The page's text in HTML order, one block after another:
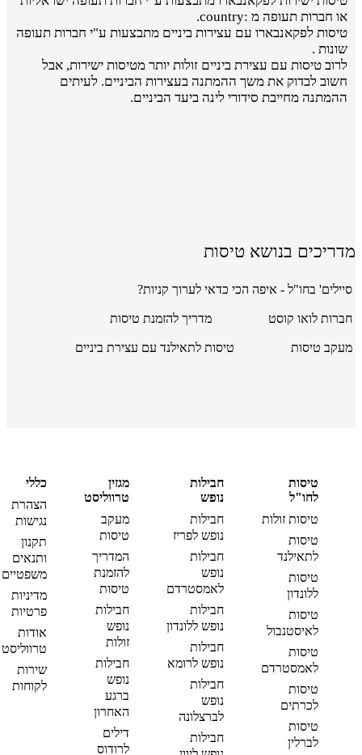
או חברות תעופה מ :country.
טיסות לפקאנבארו עם עצירות ביניים מתבצעות ע"י חברות תעופה
שונות .
לרוב טיסות עם עצירת ביניים זולות יותר מטיסות ישירות, אבל
חשוב לבדוק את משך ההמתנה בעצירות הביניים. לעיתים
ההמתנה מחייבת סידורי לינה ביעד הביניים.
מדריכים בנושא טיסות
סיילים' בחו"ל - איפה הכי כדאי לערוך קניות?
חברות לואו קוסט מדריך להזמנת טיסות
מעקב טיסות טיסות לתאילנד עם עצירת ביניים
טיסות
לחו"ל
טיסות זולות
טיסות
לתאילנד
טיסות
ללונדון
טיסות
לאיסטנבול
טיסות
לאמסטרדם
טיסות
לכרתים
טיסות
לברלין
חבילות
נופש
חבילות
נופש לפריז
חבילות
נופש
לאמסטרדם
חבילות
נופש ללונדון
חבילות
נופש לרומא
חבילות
נופש
לברצלונה
חבילות
מגזין
טרווליסט
מעקב
טיסות
המדריך
להזמנת
טיסות
חבילות
נופש
זולות
חבילות
נופש
ברגע
האחרון
דילים
לרודוס
כללי
הצהרת
נגישות
תקנון
ותנאים
משפטיים
מדיניות
פרטיות
אודות
טרווליסט
שירות
לקוחות